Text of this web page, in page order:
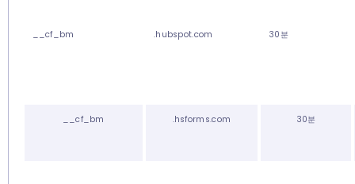
__cf_bm .hubspot.com 30분
__cf_bm .hsforms.com 30분